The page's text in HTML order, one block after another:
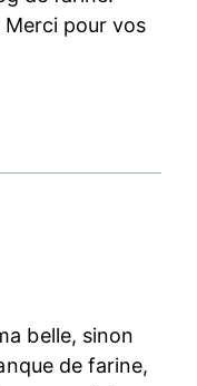
Merci pour vos
belle, sinon
de farine,